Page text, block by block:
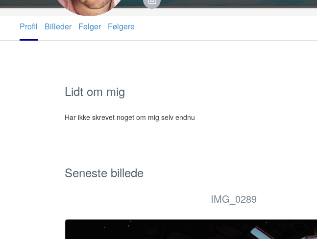
Profil Billeder Følger Følgere
Lidt om mig
Har ikke skrevet noget om mig selv endnu
Seneste billede
IMG_0289